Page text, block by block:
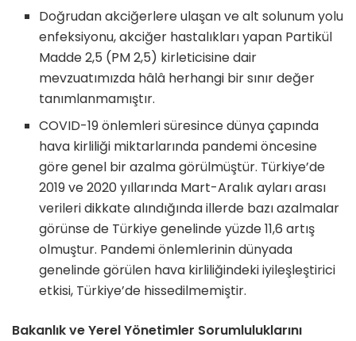
Doğrudan akciğerlere ulaşan ve alt solunum yolu
enfeksiyonu, akciğer hastalıkları yapan Partikül
Madde 2,5 (PM 2,5) kirleticisine dair
mevzuatımızda hâlâ herhangi bir sınır değer
tanımlanmamıştır.
COVID-19 önlemleri süresince dünya çapında
hava kirliliği miktarlarında pandemi öncesine
göre genel bir azalma görülmüştür. Türkiye’de
2019 ve 2020 yıllarında Mart-Aralık ayları arası
verileri dikkate alındığında illerde bazı azalmalar
görünse de Türkiye genelinde yüzde 11,6 artış
olmuştur. Pandemi önlemlerinin dünyada
genelinde görülen hava kirliliğindeki iyileşleştirici
etkisi, Türkiye’de hissedilmemiştir.
Bakanlık ve Yerel Yönetimler Sorumluluklarını